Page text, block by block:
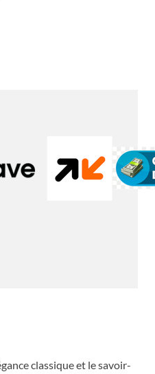
classique et le savoir-